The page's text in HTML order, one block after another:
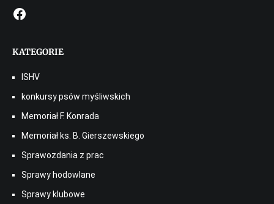
KATEGORIE
ISHV
konkursy psów myśliwskich
Memoriał F. Konrada
Memoriał ks. B. Gierszewskiego
Sprawozdania z prac
Sprawy hodowlane
Sprawy klubowe